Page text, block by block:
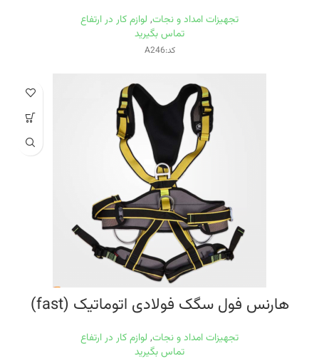
تجهیزات امداد و نجات, لوازم کار در ارتفاع
تماس بگیرید
کد:A246
هارنس فول سگک فولادی اتوماتیک (fast)
تجهیزات امداد و نجات, لوازم کار در ارتفاع
تماس بگیرید